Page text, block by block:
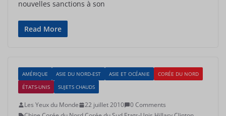
nouvelles sanctions à son
Read More
AMÉRIQUE ASIE DU NORD-EST ASIE ET OCÉANIE
CORÉE DU NORD
ÉTATS-UNIS
SUJETS CHAUDS
Les Yeux du Monde 22 juillet 2010
0 Comments